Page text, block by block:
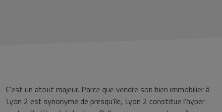
C’est un atout majeur. Parce que vendre son bien immobilier à
Lyon 2 est synonyme de presqu’île, Lyon 2 constitue l’hyper